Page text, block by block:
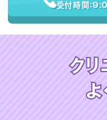
受付時間：
クリ
よ